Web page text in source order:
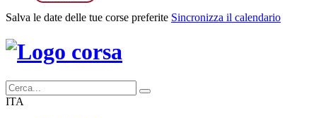
Salva le date delle tue corse preferite Sincronizza il calendario
ITA